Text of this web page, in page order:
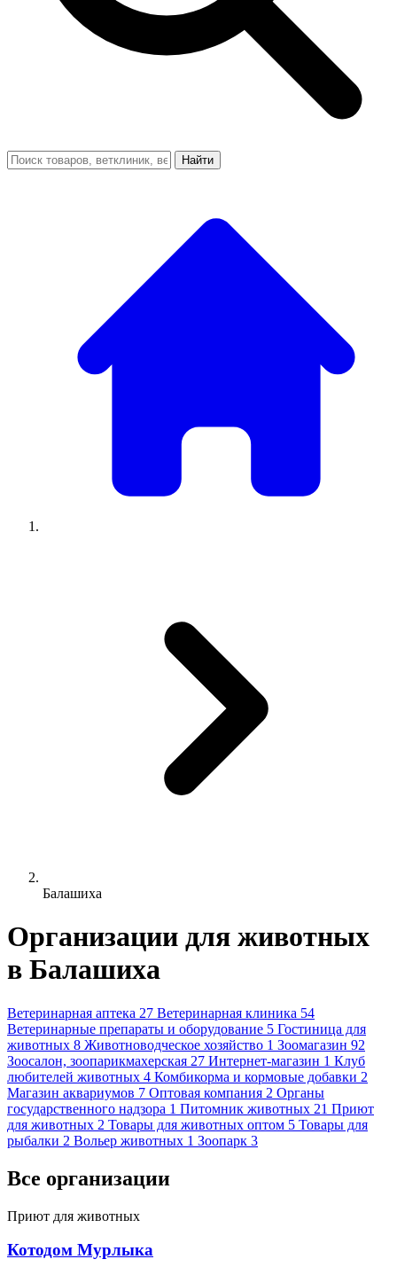
Найти
Балашиха
Организации для животных
в Балашиха
Ветеринарная аптека 27 Ветеринарная клиника 54
Ветеринарные препараты и оборудование 5 Гостиница для
животных 8 Животноводческое хозяйство 1 Зоомагазин 92
Зоосалон, зоопарикмахерская 27 Интернет-магазин 1 Клуб
любителей животных 4 Комбикорма и кормовые добавки 2
Магазин аквариумов 7 Оптовая компания 2 Органы
государственного надзора 1 Питомник животных 21 Приют
для животных 2 Товары для животных оптом 5 Товары для
рыбалки 2 Вольер животных 1 Зоопарк 3
Все организации
Приют для животных
Котодом Мурлыка